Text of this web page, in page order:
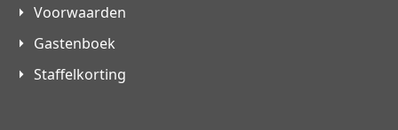
Voorwaarden
Gastenboek
Staffelkorting